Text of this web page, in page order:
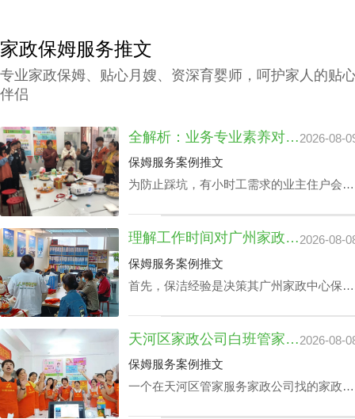
家政保姆服务推文
专业家政保姆、贴心月嫂、资深育婴师，呵护家人的贴
伴侣
全解析：业务专业素养对家政中心荔湾小时工费用的真影响2026-08-
保姆服务案例推文
为防止踩坑，有小时工需求的业主住户会对
最优化的同时赢得更多附加内容。影响家政
中心荔湾小时工费用的核心因素涉及哪些？
丰泽园将用HR下文文章做展开。
理解工作时间对广州家政中心保洁24小时价格表的潜在影响2026-08-
保姆服务案例推文
首先，保洁经验是决策其广州家政中心保洁
育等，保洁个人独特性增加，其广州家政中
心保洁24小时价格表也会增加。
天河区家政公司白班管家价格：公司声誉引导的收费标准2026-08-
保姆服务案例推文
一个在天河区管家服务家政公司找的家政管